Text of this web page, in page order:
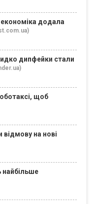
економіка додала
дипфейки стали
щоб
відмову на нові
найбільше